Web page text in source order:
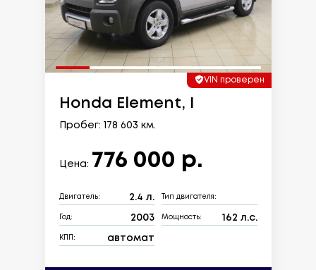
VIN проверен
Honda Element, I
Пробег: 178 603 км.
Цена: 776 000 р.
Двигатель: 2.4 л. Тип двигателя:
Год: 2003 Мощность: 162 л.с.
КПП: автомат